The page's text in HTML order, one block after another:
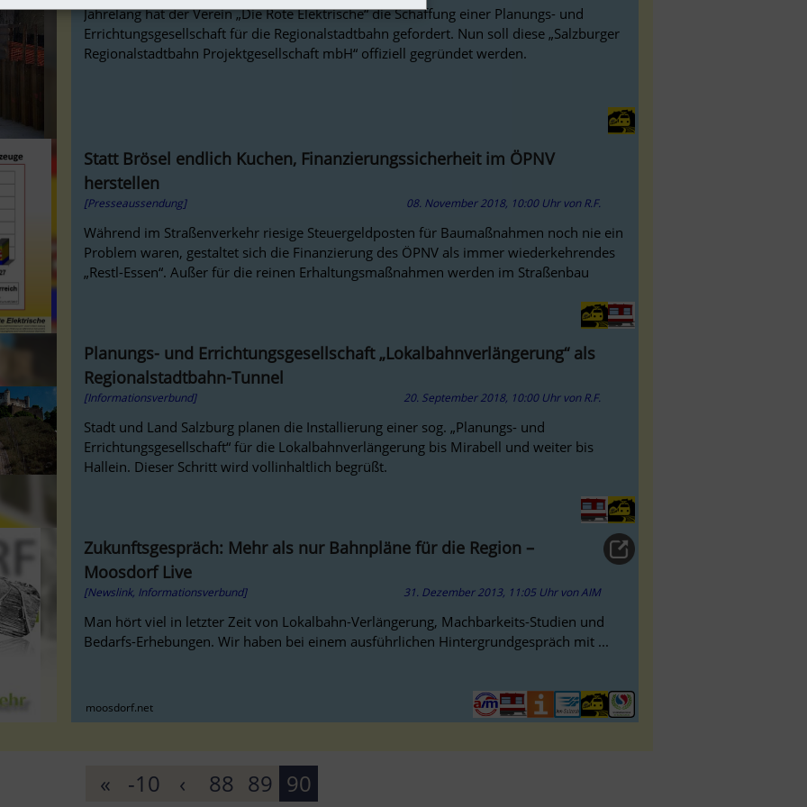
Jahrelang hat der Verein „Die Rote Elektrische“ die Schaffung einer Planungs- und
Errichtungsgesellschaft für die Regionalstadtbahn gefordert. Nun soll diese „Salzburger
Regionalstadtbahn Projektgesellschaft mbH“ offiziell gegründet werden.
Statt Brösel endlich Kuchen, Finanzierungssicherheit im ÖPNV
herstellen
[Presseaussendung] 08. November 2018, 10:00 Uhr vonR.F.
Während im Straßenverkehr riesige Steuergeldposten für Baumaßnahmen noch nie ein
Problem waren, gestaltet sich die Finanzierung des ÖPNV als immer wiederkehrendes
„Restl-Essen“. Außer für die reinen Erhaltungsmaßnahmen werden im Straßenbau
Planungs- und Errichtungsgesellschaft „Lokalbahnverlängerung“ als
Regionalstadtbahn-Tunnel
[Informationsverbund] 20. September 2018, 10:00 Uhr vonR.F.
Stadt und Land Salzburg planen die Installierung einer sog. „Planungs- und
Errichtungsgesellschaft“ für die Lokalbahnverlängerung bis Mirabell und weiter bis
Hallein. Dieser Schritt wird vollinhaltlich begrüßt.
Zukunftsgespräch: Mehr als nur Bahnpläne für die Region –
Moosdorf Live
[Newslink, Informationsverbund] 31. Dezember 2013, 11:05 Uhr vonAIM
Man hört viel in letzter Zeit von Lokalbahn-Verlängerung, Machbarkeits-Studien und
Bedarfs-Erhebungen. Wir haben bei einem ausführlichen Hintergrundgespräch mit ...
moosdorf.net
« -10 ‹ 88 89 90